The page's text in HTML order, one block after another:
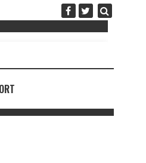
Diplomatija po